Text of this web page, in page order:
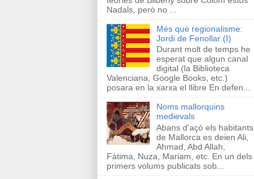
Nadals, però no ...
Més que regionalisme:
Jordi de Fenollar (I)
Durant molt de temps he
esperat que algun canal
digital (la Biblioteca
Valenciana, Google Books, etc.)
posara en la xarxa el llibre En defen...
Noms mallorquins
medievals
Abans d'açò els habitants
de Mallorca es deien Ali,
Ahmad, Abd Allah,
Fàtima, Nuza, Mariam, etc. En un dels
primers volums publicats sob...